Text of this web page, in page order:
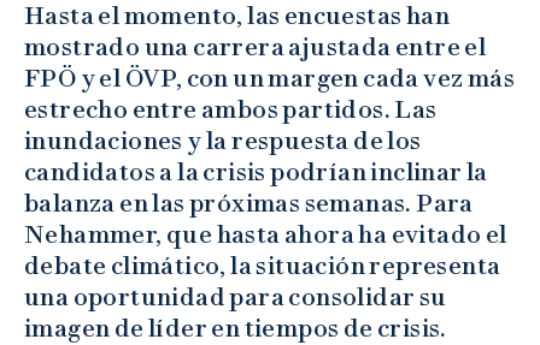
Hasta el momento, las encuestas han
mostrado una carrera ajustada entre el
FPÖ y el ÖVP, con un margen cada vez más
estrecho entre ambos partidos. Las
inundaciones y la respuesta de los
candidatos a la crisis podrían inclinar la
balanza en las próximas semanas. Para
Nehammer, que hasta ahora ha evitado el
debate climático, la situación representa
una oportunidad para consolidar su
imagen de líder en tiempos de crisis.